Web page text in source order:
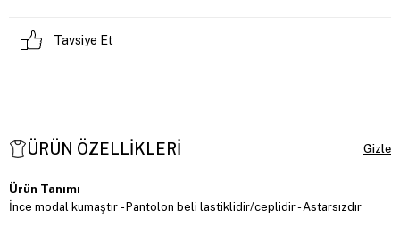
Tavsiye Et
ÜRÜN ÖZELLIKLERI
Ürün Tanımı
İnce modal kumaştır - Pantolon beli lastiklidir/ceplidir - Astarsızdır